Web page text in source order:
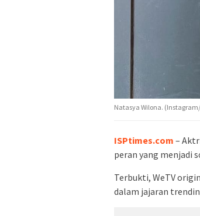
Natasya Wilona.
ISPtimes.com –
peran yang menjadi
Terbukti, WeTV
dalam jajaran